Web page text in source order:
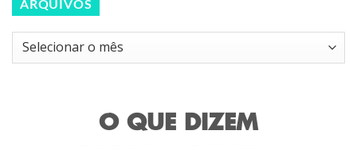
ARQUIVOS
Arquivos
O QUE DIZEM